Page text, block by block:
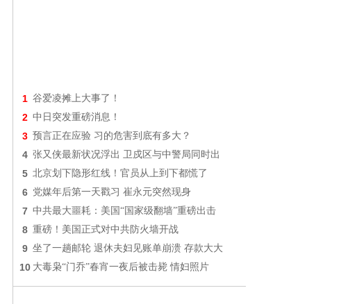
1 谷爱凌摊上大事了！
2 中日突发重磅消息！
3 预言正在应验 习的危害到底有多大？
4 张又侠最新状况浮出 卫戍区与中警局同时出
5 北京划下隐形红线！官员从上到下都慌了
6 党媒年后第一天戳习 崔永元突然现身
7 中共最大噩耗：美国“国家级翻墙”重磅出击
8 重磅！美国正式对中共防火墙开战
9 坐了一趟邮轮 退休夫妇见账单崩溃 存款大大
10 大毒枭“门乔”春宵一夜后被击毙 情妇照片